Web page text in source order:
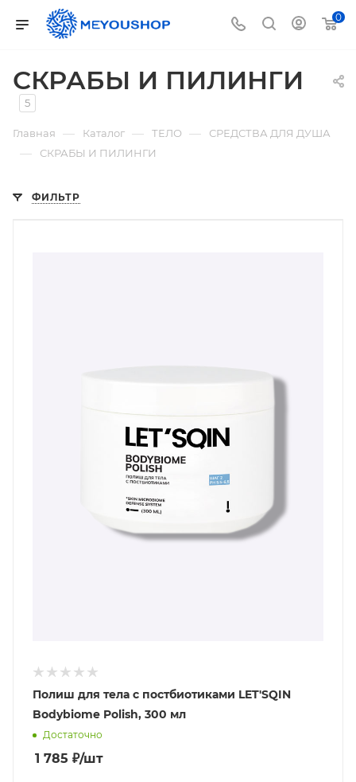
0
СКРАБЫ И ПИЛИНГИ
5
Главная — Каталог — ТЕЛО — СРЕДСТВА ДЛЯ ДУША
— СКРАБЫ И ПИЛИНГИ
ФИЛЬТР
Полиш для тела с постбиотиками LET'SQIN
Bodybiome Polish, 300 мл
Достаточно
1 785 ₽/шт